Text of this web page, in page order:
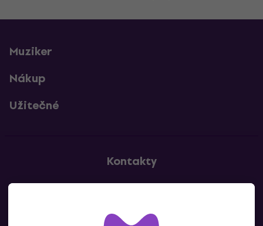
Muziker
Nákup
Užitečné
Kontakty